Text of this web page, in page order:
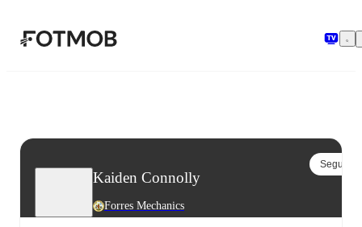
Kaiden Connolly
Forres Mechanics
Segui